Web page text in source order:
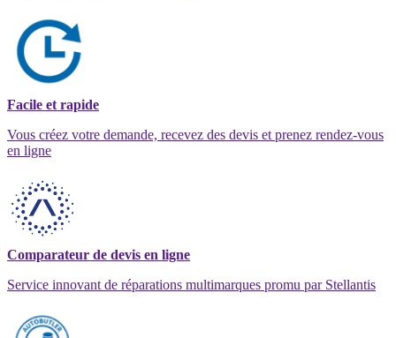
Facile et rapide
Vous créez votre demande, recevez des devis et prenez rendez-vous
en ligne
Comparateur de devis en ligne
Service innovant de réparations multimarques promu par Stellantis